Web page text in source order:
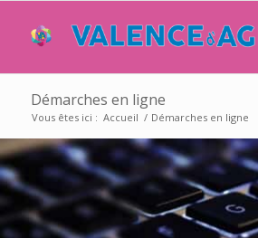
Démarches en ligne
Vous êtes ici : Accueil / Démarches en ligne